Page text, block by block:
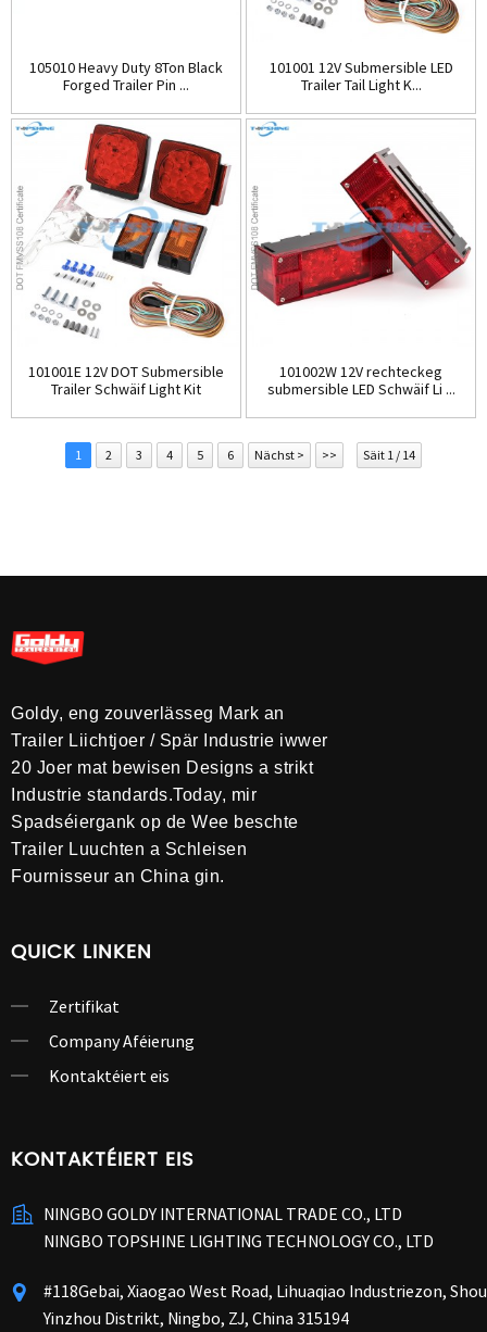
105010 Heavy Duty 8Ton Black
Forged Trailer Pin ...
101001 12V Submersible LED
Trailer Tail Light K...
101001E 12V DOT Submersible
Trailer Schwäif Light Kit
101002W 12V rechteckeg
submersible LED Schwäif Li ...
1 2 3 4 5 6 Nächst > >> Säit 1 / 14
Goldy, eng zouverlässeg Mark an
Trailer Liichtjoer / Spär Industrie iwwer
20 Joer mat bewisen Designs a strikt
Industrie standards.Today, mir
Spadséiergank op de Wee beschte
Trailer Luuchten a Schleisen
Fournisseur an China gin.
QUICK LINKEN
Zertifikat
Company Aféierung
Kontaktéiert eis
KONTAKTÉIERT EIS
NINGBO GOLDY INTERNATIONAL TRADE CO., LTD
NINGBO TOPSHINE LIGHTING TECHNOLOGY CO., LTD
#118Gebai, Xiaogao West Road, Lihuaqiao Industriezon,
Yinzhou Distrikt, Ningbo, ZJ, China 315194